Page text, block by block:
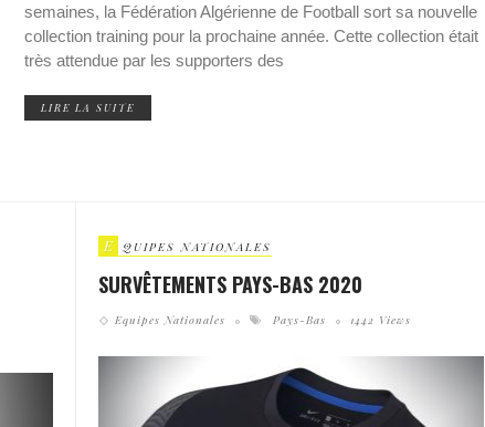
semaines, la Fédération Algérienne de Football sort sa nouvelle
collection training pour la prochaine année. Cette collection était
très attendue par les supporters des
LIRE LA SUITE
E QUIPES NATIONALES
SURVÊTEMENTS PAYS-BAS 2020
Equipes Nationales Pays-Bas 1442 Views